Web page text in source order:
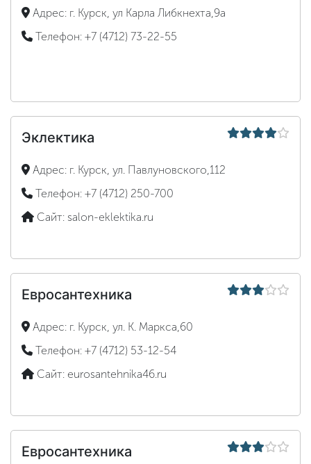
Адрес: г. Курск, ул Карла Либкнехта,9а
Телефон: +7 (4712) 73-22-55
Эклектика
Адрес: г. Курск, ул. Павлуновского,112
Телефон: +7 (4712) 250-700
Сайт: salon-eklektika.ru
Евросантехника
Адрес: г. Курск, ул. К. Маркса,60
Телефон: +7 (4712) 53-12-54
Сайт: eurosantehnika46.ru
Евросантехника